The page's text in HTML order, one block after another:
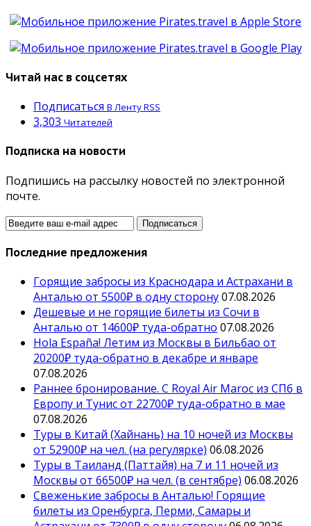
Читай нас в соцсетях
Подписаться В Ленту RSS
3,303 Читателей
Подписка на новости
Подпишись на рассылку новостей по электронной
почте.
Последние предложения
Горящие забросы из Краснодара и Астрахани в
Анталью от 5500₽ в одну сторону07.08.2026
Дешевые и не горящие билеты из Сочи в
Анталью от 14600₽ туда-обратно 07.08.2026
Hola España! Летим из Москвы в Бильбао от
20200₽ туда-обратно в декабре и январе
07.08.2026
Раннее бронирование. С Royal Air Maroc из СПб в
Европу и Тунис от 22700₽ туда-обратно в мае
07.08.2026
Туры в Китай (Хайнань) на 10 ночей из Москвы
от 52900₽ на чел. (на регулярке) 06.08.2026
Туры в Таиланд (Паттайя) на 7 и 11 ночей из
Москвы от 66500₽ на чел. (в сентябре) 06.08.2026
Свеженькие забросы в Анталью! Горящие
билеты из Оренбурга, Перми, Самары и